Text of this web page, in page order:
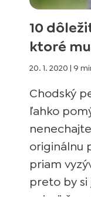
10
ktoré
20. 1. 2020 | 9
Chodský
ľahko
originálnu
priam
preto by si